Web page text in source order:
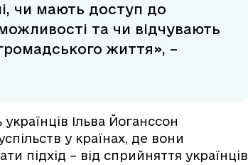
чи мають доступ до
та чи відчувають
життя», –
Ільва Йоганссон
у країнах, де вони
підхід – від сприйняття українців